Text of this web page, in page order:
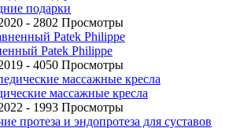
подарки
- 2802 Просмотры
Patek Philippe
- 4050 Просмотры
массажные кресла
- 1993 Просмотры